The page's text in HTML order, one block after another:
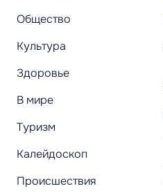
Общество
Культура
Здоровье
В мире
Туризм
Калейдоскоп
Происшествия